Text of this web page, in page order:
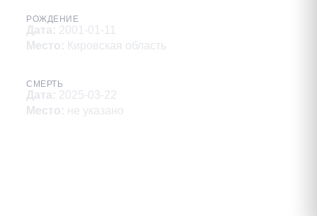
РОЖДЕНИЕ
Дата: 2001-01-11
Место: Кировская область
СМЕРТЬ
Дата: 2025-03-22
Место: не указано